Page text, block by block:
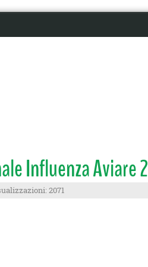
Influenza Aviare
2071